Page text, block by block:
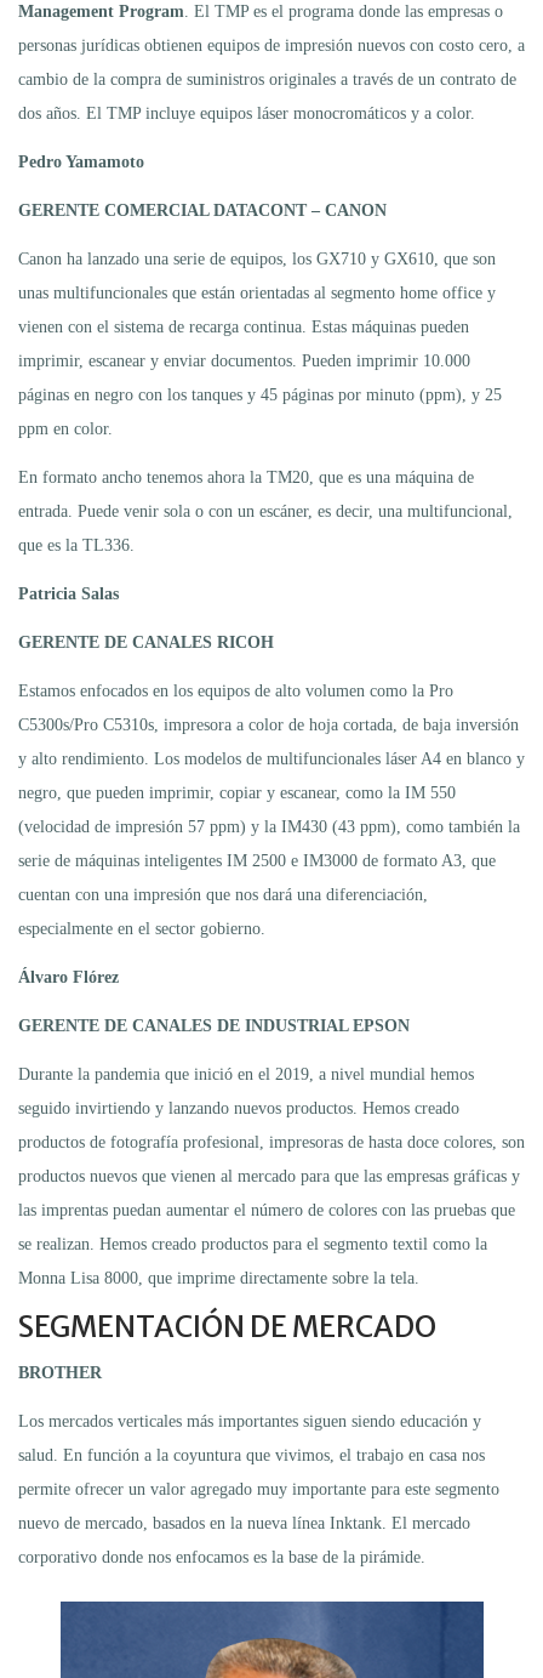
Management Program . El TMP es el programa donde las empresas o
personas jurídicas obtienen equipos de impresión nuevos con costo cero, a
cambio de la compra de suministros originales a través de un contrato de
dos años. El TMP incluye equipos láser monocromáticos y a color.
Pedro Yamamoto
GERENTE COMERCIAL DATACONT – CANON
Canon ha lanzado una serie de equipos, los GX710 y GX610, que son
unas multifuncionales que están orientadas al segmento home office y
vienen con el sistema de recarga continua. Estas máquinas pueden
imprimir, escanear y enviar documentos. Pueden imprimir 10.000
páginas en negro con los tanques y 45 páginas por minuto (ppm), y 25
ppm en color.
En formato ancho tenemos ahora la TM20, que es una máquina de
entrada. Puede venir sola o con un escáner, es decir, una multifuncional,
que es la TL336.
Patricia Salas
GERENTE DE CANALES RICOH
Estamos enfocados en los equipos de alto volumen como la Pro
C5300s/Pro C5310s, impresora a color de hoja cortada, de baja inversión
y alto rendimiento. Los modelos de multifuncionales láser A4 en blanco y
negro, que pueden imprimir, copiar y escanear, como la IM 550
(velocidad de impresión 57 ppm) y la IM430 (43 ppm), como también la
serie de máquinas inteligentes IM 2500 e IM3000 de formato A3, que
cuentan con una impresión que nos dará una diferenciación,
especialmente en el sector gobierno.
Álvaro Flórez
GERENTE DE CANALES DE INDUSTRIAL EPSON
Durante la pandemia que inició en el 2019, a nivel mundial hemos
seguido invirtiendo y lanzando nuevos productos. Hemos creado
productos de fotografía profesional, impresoras de hasta doce colores, son
productos nuevos que vienen al mercado para que las empresas gráficas y
las imprentas puedan aumentar el número de colores con las pruebas que
se realizan. Hemos creado productos para el segmento textil como la
Monna Lisa 8000, que imprime directamente sobre la tela.
SEGMENTACIÓN DE MERCADO
BROTHER
Los mercados verticales más importantes siguen siendo educación y
salud. En función a la coyuntura que vivimos, el trabajo en casa nos
permite ofrecer un valor agregado muy importante para este segmento
nuevo de mercado, basados en la nueva línea Inktank. El mercado
corporativo donde nos enfocamos es la base de la pirámide.